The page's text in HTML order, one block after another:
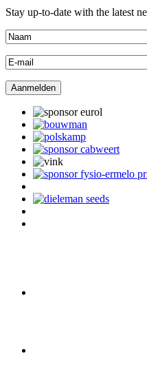
Stay up-to-date with the latest